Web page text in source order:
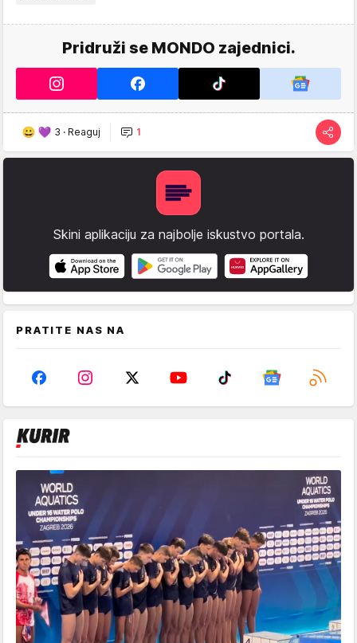
Pridruži se MONDO zajednici.
3 · Reaguj 1
Skini aplikaciju za najbolje iskustvo portala.
PRATITE NAS NA